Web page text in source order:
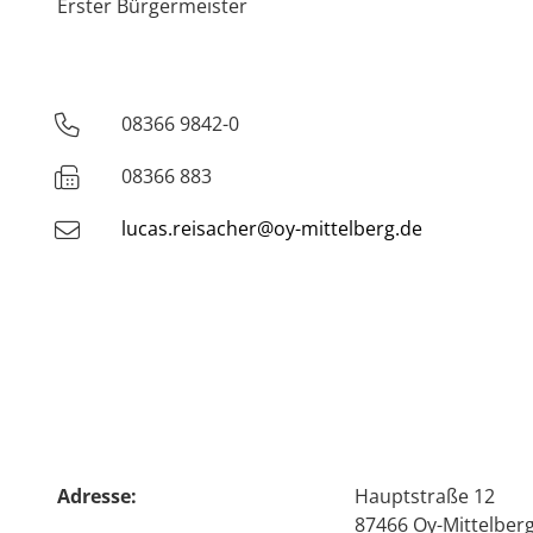
Erster Bürgermeister
Telefon
08366 9842-0
Fax
08366 883
lucas.reisacher@oy-mittelberg.de
Adresse:
Hauptstraße 12
87466 Oy-